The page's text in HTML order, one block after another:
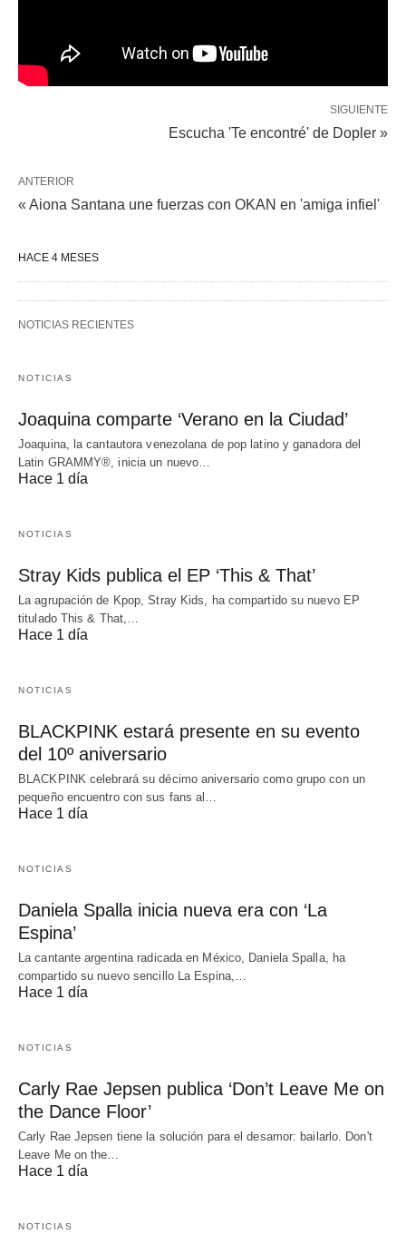
SIGUIENTE
Escucha 'Te encontré' de Dopler »
ANTERIOR
« Aiona Santana une fuerzas con OKAN en 'amiga infiel'
HACE 4 MESES
NOTICIAS RECIENTES
NOTICIAS
Joaquina comparte ‘Verano en la Ciudad’
Joaquina, la cantautora venezolana de pop latino y ganadora del
Latin GRAMMY®, inicia un nuevo…
Hace 1 día
NOTICIAS
Stray Kids publica el EP ‘This & That’
La agrupación de Kpop, Stray Kids, ha compartido su nuevo EP
titulado This & That,…
Hace 1 día
NOTICIAS
BLACKPINK estará presente en su evento
del 10º aniversario
BLACKPINK celebrará su décimo aniversario como grupo con un
pequeño encuentro con sus fans al…
Hace 1 día
NOTICIAS
Daniela Spalla inicia nueva era con ‘La
Espina’
La cantante argentina radicada en México, Daniela Spalla, ha
compartido su nuevo sencillo La Espina,…
Hace 1 día
NOTICIAS
Carly Rae Jepsen publica ‘Don’t Leave Me on
the Dance Floor’
Carly Rae Jepsen tiene la solución para el desamor: bailarlo. Don't
Leave Me on the…
Hace 1 día
NOTICIAS